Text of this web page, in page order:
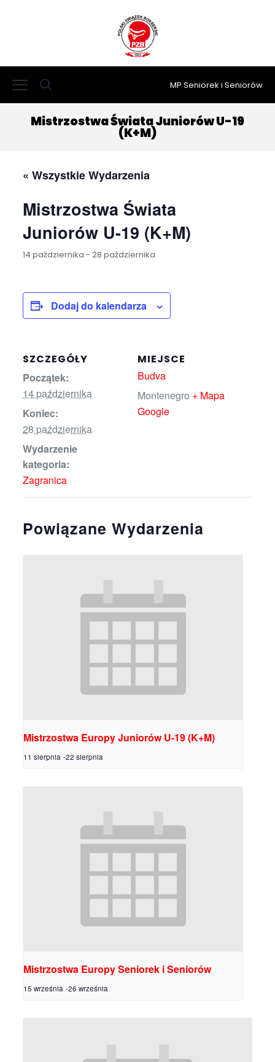
MP Seniorek i Seniorów
Mistrzostwa Świata Juniorów U-19
(K+M)
« Wszystkie Wydarzenia
Mistrzostwa Świata
Juniorów U-19 (K+M)
14 października - 28 października
Dodaj do kalendarza
SZCZEGÓŁY
Początek:
14 października
Koniec:
28 października
Wydarzenie
kategoria:
Zagranica
MIEJSCE
Budva
Montenegro + Mapa
Google
Powiązane Wydarzenia
Mistrzostwa Europy Juniorów U-19 (K+M)
11 sierpnia -22 sierpnia
Mistrzostwa Europy Seniorek i Seniorów
15 września -26 września